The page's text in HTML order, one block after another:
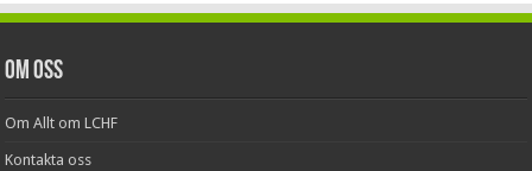
Om oss
Om Allt om LCHF
Kontakta oss